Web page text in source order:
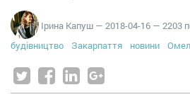
Ірина Капуш — 2018-04-16 — 2203
будівництво
Закарпаття новини